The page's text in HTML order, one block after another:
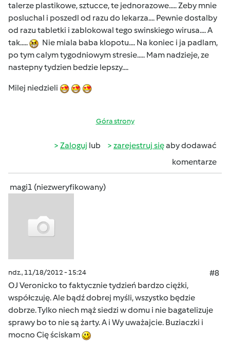
talerze plastikowe, sztucce, te jednorazowe..... Zeby mnie
posluchal i poszedl od razu do lekarza.... Pewnie dostalby
od razu tabletki i zablokowal tego swinskiego wirusa.... A
tak.....
Nie miala baba klopotu.... Na koniec i ja padlam,
po tym calym tygodniowym stresie..... Mam nadzieje, ze
nastepny tydzien bedzie lepszy....
Milej niedzieli
Góra strony
Zaloguj lub zarejestruj sięaby dodawać
komentarze
magi1 (niezweryfikowany)
ndz., 11/18/2012 - 15:24
#8
OJ Veronicko to faktycznie tydzień bardzo ciężki,
współczuję. Ale bądź dobrej myśli, wszystko będzie
dobrze. Tylko niech mąż siedzi w domu i nie bagatelizuje
sprawy bo to nie są żarty. A i Wy uważajcie. Buziaczki i
mocno Cię ściskam